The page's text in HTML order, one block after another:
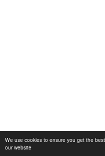
We use cookies to ensure you get the
our website